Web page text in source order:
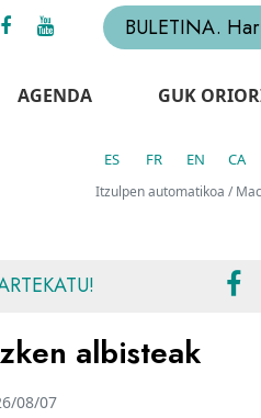
BULETINA.
AGENDA GUK
ES FR EN CA
Itzulpen automatikoa /
albisteak
08/07